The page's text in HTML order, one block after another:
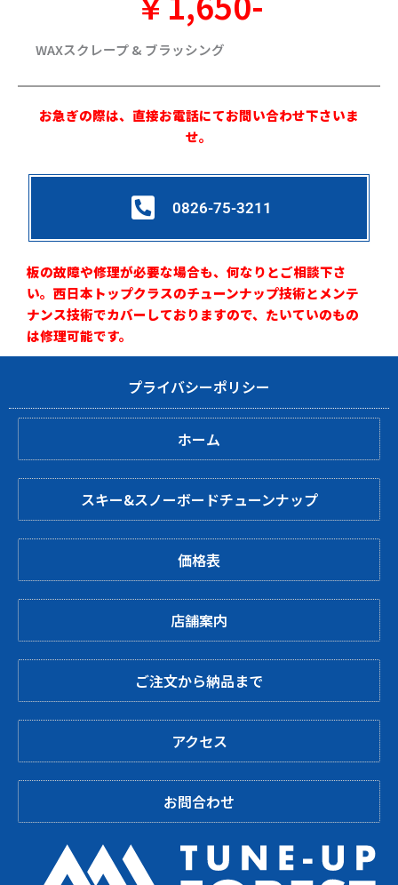
WAXスクレープ & ブラッシング
お急ぎの際は、直接お電話にてお問い合わせ下さいま
せ。
0826-75-3211
板の故障や修理が必要な場合も、何なりとご相談下さ
い。西日本トップクラスのチューンナップ技術とメンテ
ナンス技術でカバーしておりますので、たいていのもの
は修理可能です。
プライバシーポリシー
ホーム
スキー&スノーボードチューンナップ
価格表
店舗案内
ご注文から納品まで
アクセス
お問合わせ